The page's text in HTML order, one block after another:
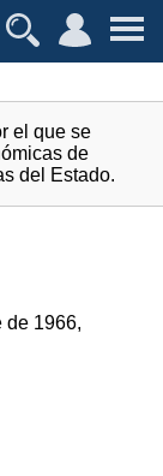
el que se
de
del Estado.
de 1966,